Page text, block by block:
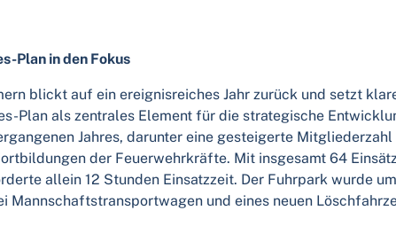
Plan in den Fokus
blickt auf ein ereignisreiches Jahr zurück und setzt
Plan als zentrales Element für die strategische
Jahres, darunter eine gesteigerte
der Feuerwehrkräfte. Mit insgesamt 64
allein 12 Stunden Einsatzzeit. Der Fuhrpark wurde
und eines neuen